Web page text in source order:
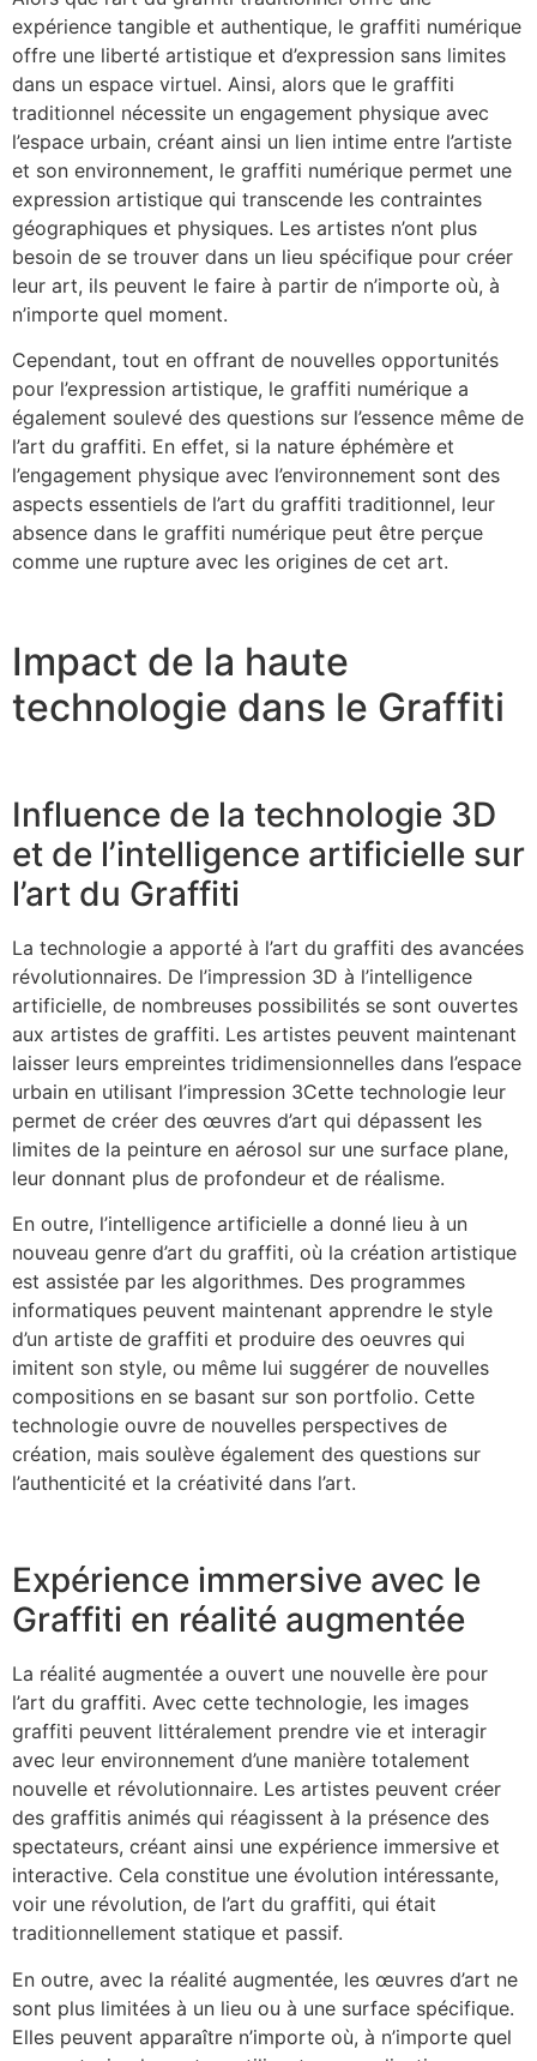
expérience tangible et authentique, le graffiti numérique
offre une liberté artistique et d’expression sans limites
dans un espace virtuel. Ainsi, alors que le graffiti
traditionnel nécessite un engagement physique avec
l’espace urbain, créant ainsi un lien intime entre l’artiste
et son environnement, le graffiti numérique permet une
expression artistique qui transcende les contraintes
géographiques et physiques. Les artistes n’ont plus
besoin de se trouver dans un lieu spécifique pour créer
leur art, ils peuvent le faire à partir de n’importe où, à
n’importe quel moment.
Cependant, tout en offrant de nouvelles opportunités
pour l’expression artistique, le graffiti numérique a
également soulevé des questions sur l’essence même de
l’art du graffiti. En effet, si la nature éphémère et
l’engagement physique avec l’environnement sont des
aspects essentiels de l’art du graffiti traditionnel, leur
absence dans le graffiti numérique peut être perçue
comme une rupture avec les origines de cet art.
Impact de la haute
technologie dans le Graffiti
Influence de la technologie 3D
et de l’intelligence artificielle sur
l’art du Graffiti
La technologie a apporté à l’art du graffiti des avancées
révolutionnaires. De l’impression 3D à l’intelligence
artificielle, de nombreuses possibilités se sont ouvertes
aux artistes de graffiti. Les artistes peuvent maintenant
laisser leurs empreintes tridimensionnelles dans l’espace
urbain en utilisant l’impression 3Cette technologie leur
permet de créer des œuvres d’art qui dépassent les
limites de la peinture en aérosol sur une surface plane,
leur donnant plus de profondeur et de réalisme.
En outre, l’intelligence artificielle a donné lieu à un
nouveau genre d’art du graffiti, où la création artistique
est assistée par les algorithmes. Des programmes
informatiques peuvent maintenant apprendre le style
d’un artiste de graffiti et produire des oeuvres qui
imitent son style, ou même lui suggérer de nouvelles
compositions en se basant sur son portfolio. Cette
technologie ouvre de nouvelles perspectives de
création, mais soulève également des questions sur
l’authenticité et la créativité dans l’art.
Expérience immersive avec le
Graffiti en réalité augmentée
La réalité augmentée a ouvert une nouvelle ère pour
l’art du graffiti. Avec cette technologie, les images
graffiti peuvent littéralement prendre vie et interagir
avec leur environnement d’une manière totalement
nouvelle et révolutionnaire. Les artistes peuvent créer
des graffitis animés qui réagissent à la présence des
spectateurs, créant ainsi une expérience immersive et
interactive. Cela constitue une évolution intéressante,
voir une révolution, de l’art du graffiti, qui était
traditionnellement statique et passif.
En outre, avec la réalité augmentée, les œuvres d’art ne
sont plus limitées à un lieu ou à une surface spécifique.
Elles peuvent apparaître n’importe où, à n’importe quel